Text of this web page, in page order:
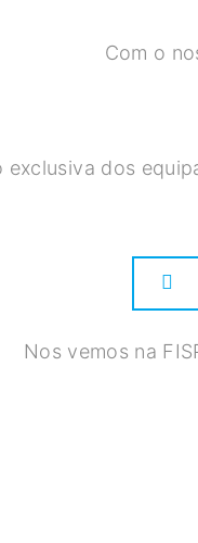
Com o
exclusiva dos
Nos vemos na